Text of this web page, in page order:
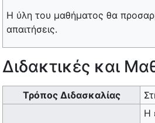
Η ύλη του μαθήματος θα
απαιτήσεις.
Διδακτικές και
Τρόπος Διδασκαλίας
Η